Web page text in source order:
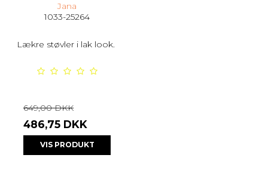
Jana
1033-25264
Lækre støvler i lak look.
649,00 DKK
486,75 DKK
VIS PRODUKT